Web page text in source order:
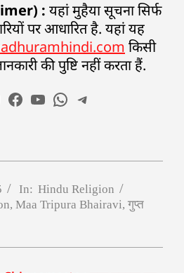
: यहां मुहैया सूचना सिर्फ
पर आधारित है. यहां यह
किसी
की पुष्टि नहीं करता हैं.
In: Hindu Religion
, Maa Tripura Bhairavi, गुप्त